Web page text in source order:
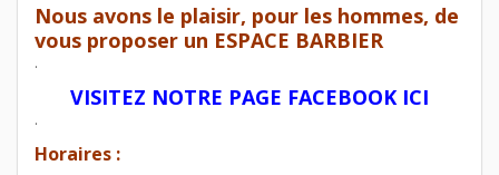
Nous avons le plaisir, pour les hommes, de
vous proposer un ESPACE BARBIER
.
VISITEZ NOTRE PAGE FACEBOOK ICI
.
Horaires :